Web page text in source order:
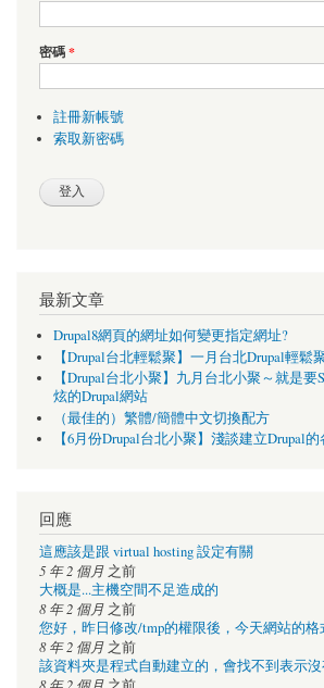
密碼*
註冊新帳號
索取新密碼
最新文章
Drupal8網頁的網址如何變更指定網址?
【Drupal台北輕鬆聚】一月台北Drupal輕鬆
【Drupal台北小聚】九月台北小聚～就是要
炫的Drupal網站
（最佳的）繁體/簡體中文切換配方
【6月份Drupal台北小聚】淺談建立Drupal
回應
這應該是跟 virtual hosting 設定有關
5 年 2 個月 之前
大概是...主機空間不足造成的
8 年 2 個月 之前
您好，昨日修改/tmp的權限後，今天網站的格
8 年 2 個月 之前
該資料夾是程式自動建立的，會找不到表示沒
8 年 2 個月